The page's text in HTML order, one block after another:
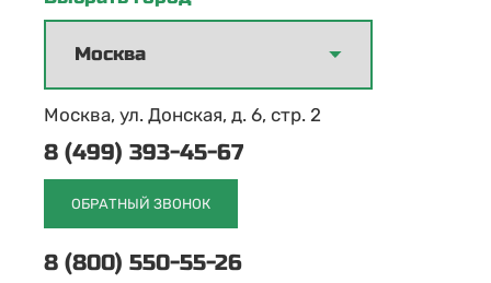
Москва, ул. Донская, д. 6, стр. 2
8 (499) 393-45-67
ОБРАТНЫЙ ЗВОНОК
8 (800) 550-55-26